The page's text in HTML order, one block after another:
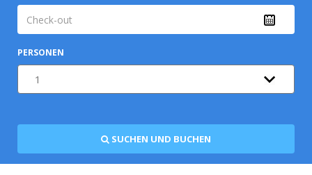
PERSONEN
SUCHEN UND BUCHEN